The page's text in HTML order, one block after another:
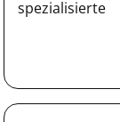
spezialisierte